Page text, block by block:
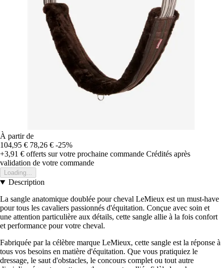
À partir de
104,95 € 78,26 € -25%
+3,91 € offerts sur votre prochaine commande Crédités après
validation de votre commande
Loading...
Description
La sangle anatomique doublée pour cheval LeMieux est un must-have
pour tous les cavaliers passionnés d'équitation. Conçue avec soin et
une attention particulière aux détails, cette sangle allie à la fois confort
et performance pour votre cheval.
Fabriquée par la célèbre marque LeMieux, cette sangle est la réponse à
tous vos besoins en matière d'équitation. Que vous pratiquiez le
dressage, le saut d'obstacles, le concours complet ou tout autre